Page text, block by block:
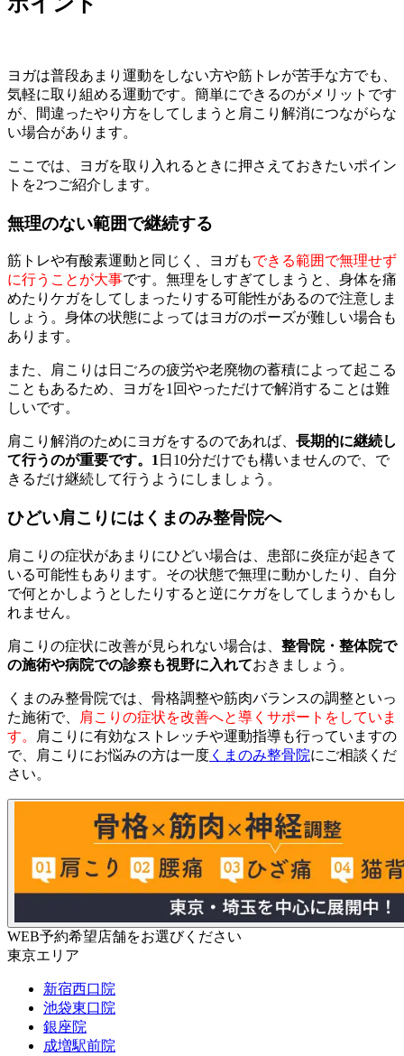
ヨガは普段あまり運動をしない方や筋トレが苦手な方でも、
気軽に取り組める運動です。簡単にできるのがメリットです
が、間違ったやり方をしてしまうと肩こり解消につながらな
い場合があります。
ここでは、ヨガを取り入れるときに押さえておきたいポイン
トを2つご紹介します。
無理のない範囲で継続する
筋トレや有酸素運動と同じく、ヨガもできる範囲で無理せず
に行うことが大事です。無理をしすぎてしまうと、身体を痛
めたりケガをしてしまったりする可能性があるので注意しま
しょう。身体の状態によってはヨガのポーズが難しい場合も
あります。
また、肩こりは日ごろの疲労や老廃物の蓄積によって起こる
こともあるため、ヨガを1回やっただけで解消することは難
しいです。
肩こり解消のためにヨガをするのであれば、 長期的に継続し
て行うのが重要です。1 日10分だけでも構いませんので、で
きるだけ継続して行うようにしましょう。
ひどい肩こりにはくまのみ整骨院へ
肩こりの症状があまりにひどい場合は、患部に炎症が起きて
いる可能性もあります。その状態で無理に動かしたり、自分
で何とかしようとしたりすると逆にケガをしてしまうかもし
れません。
肩こりの症状に改善が見られない場合は、 整骨院・整体院で
の施術や病院での診察も視野に入れておきましょう。
くまのみ整骨院では、骨格調整や筋肉バランスの調整といっ
た施術で、
肩こりの症状を改善へと導くサポートをしていま
す。
肩こりに有効なストレッチや運動指導も行っていますの
で、肩こりにお悩みの方は一度 くまのみ整骨院にご相談くだ
さい。
WEB予約希望店舗をお選びください
東京エリア
新宿西口院
池袋東口院
銀座院
成増駅前院